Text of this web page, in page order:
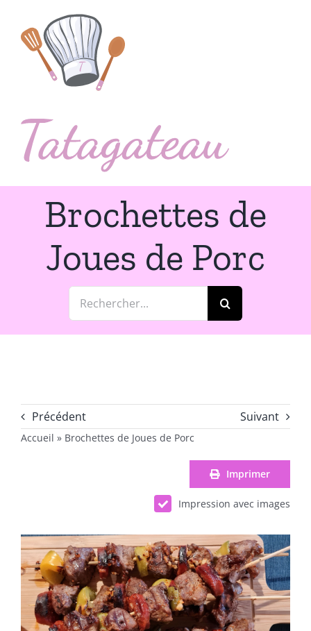
contenu
Brochettes de
Joues de Porc
Rechercher:
Précédent Suivant
Accueil » Brochettes de Joues de Porc
Imprimer
Impression avec images